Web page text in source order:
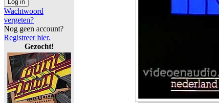
Wachtwoord
vergeten?
Nog geen account?
Registreer hier.
Gezocht!